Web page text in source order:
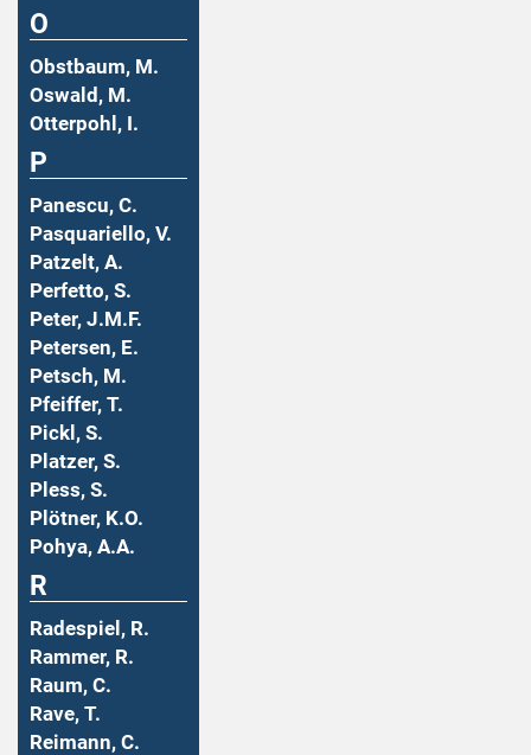
O
Obstbaum, M.
Oswald, M.
Otterpohl, I.
P
Panescu, C.
Pasquariello, V.
Patzelt, A.
Perfetto, S.
Peter, J.M.F.
Petersen, E.
Petsch, M.
Pfeiffer, T.
Pickl, S.
Platzer, S.
Pless, S.
Plötner, K.O.
Pohya, A.A.
R
Radespiel, R.
Rammer, R.
Raum, C.
Rave, T.
Reimann, C.